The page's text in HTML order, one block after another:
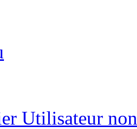
Utilisateur